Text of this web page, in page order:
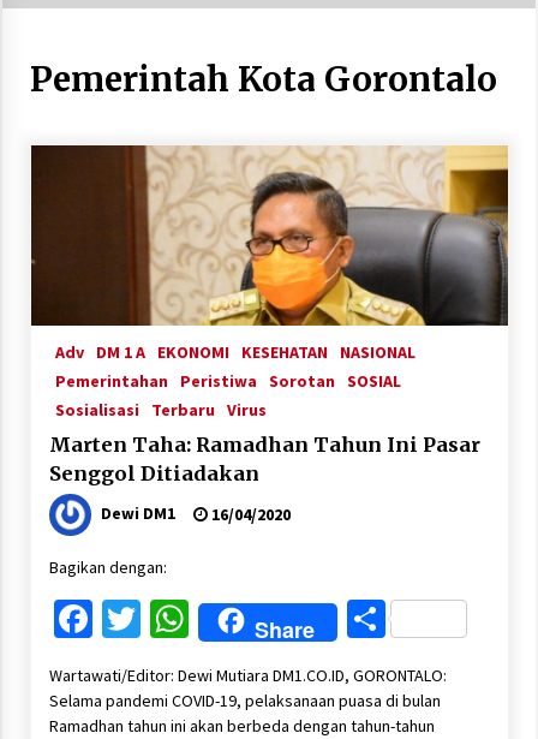
Pemerintah Kota Gorontalo
Adv DM 1 A EKONOMI KESEHATAN
NASIONAL
Pemerintahan
Peristiwa Sorotan SOSIAL
Sosialisasi
Terbaru Virus
Marten Taha: Ramadhan Tahun Ini Pasar
Senggol Ditiadakan
Dewi DM1 16/04/2020
Bagikan dengan:
Facebook
Twitter
WhatsApp
Share Share
Wartawati/Editor: Dewi Mutiara DM1.CO.ID, GORONTALO:
Selama pandemi COVID-19, pelaksanaan puasa di bulan
Ramadhan tahun ini akan berbeda dengan tahun-tahun